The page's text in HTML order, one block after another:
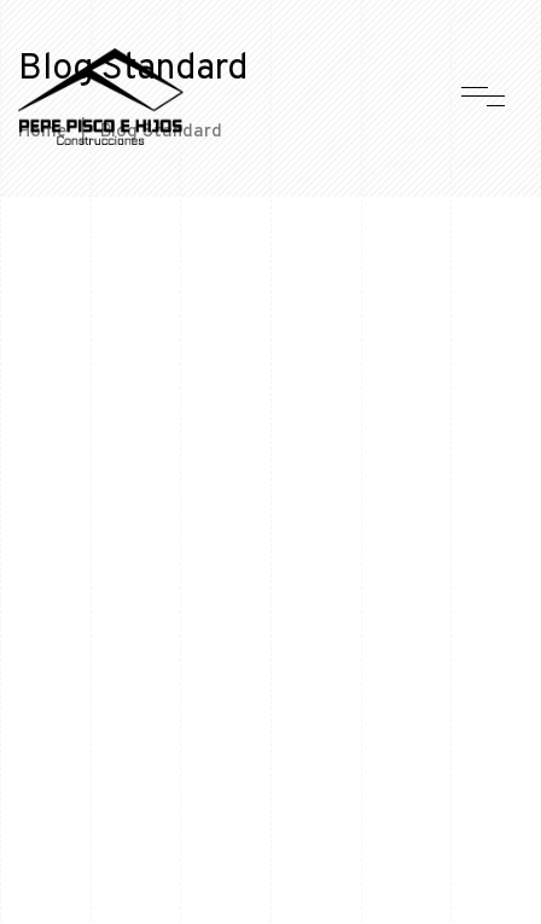
Blog Standard
Home | Blog Standard